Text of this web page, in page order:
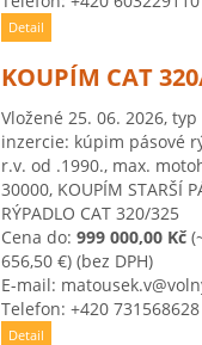
Detail
KOUPÍM CAT
Vložené 25. 06. 2026, typ
inzercie: kúpim pásové
r.v. od .1990., max.
30000, KOUPÍM STARŠÍ
RÝPADLO CAT 320/325
Cena do: 999 000,00 Kč
656,50 €) (bez DPH)
E-mail:
Telefon: +420 731568628
Detail